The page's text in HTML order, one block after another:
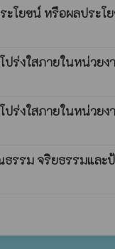
ะโยขน์ หรือผลประ
ปร่งใสภายในหน่วย
ปร่งใสภายในหน่วย
ธรรม จริยธรรมแ